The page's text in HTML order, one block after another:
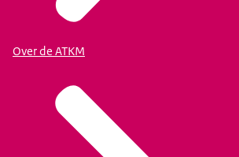
Meldpunt van Offlimits
host. Wordt aan dit verzoek geen
kan Offlimits de link naar het
de ATKM. Wij kunnen vervolgens
het materiaal ontoegankelijk te
Over de ATKM